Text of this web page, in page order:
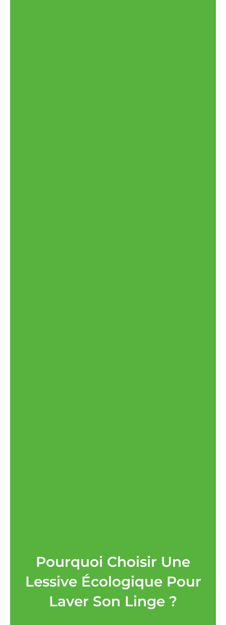
Pourquoi Choisir Une
Lessive Écologique Pour
Laver Son Linge ?